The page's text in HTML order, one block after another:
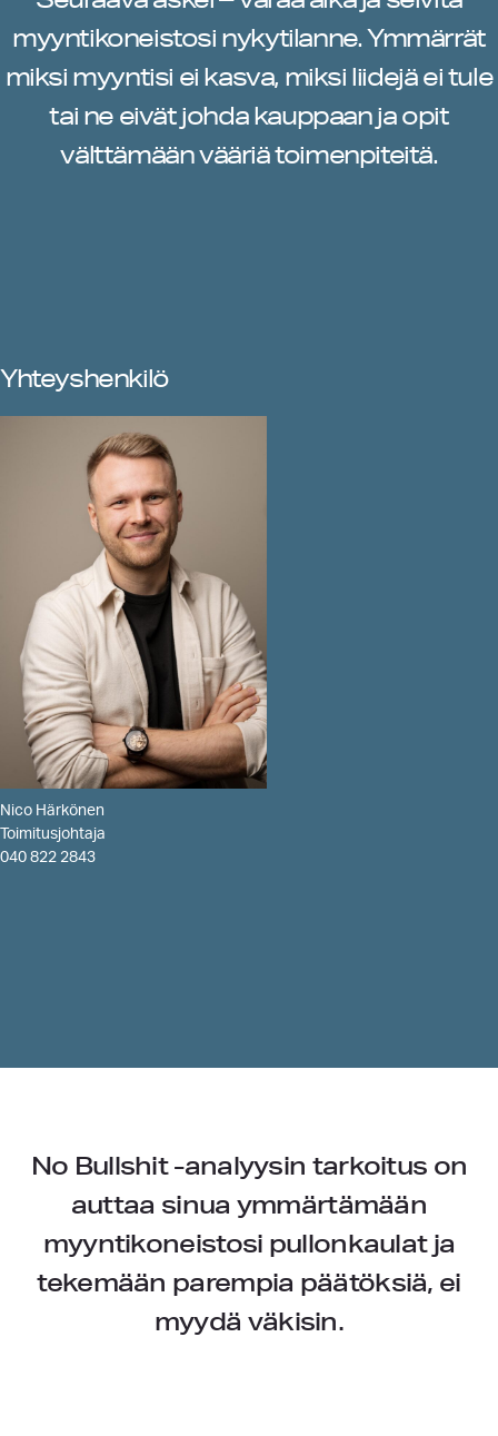
myyntikoneistosi nykytilanne. Ymmärrät
miksi myyntisi ei kasva, miksi liidejä ei tule
tai ne eivät johda kauppaan ja opit
välttämään vääriä toimenpiteitä.
Yhteyshenkilö
Nico Härkönen
Toimitusjohtaja
040 822 2843
No Bullshit -analyysin tarkoitus on
auttaa sinua ymmärtämään
myyntikoneistosi pullonkaulat ja
tekemään parempia päätöksiä, ei
myydä väkisin.